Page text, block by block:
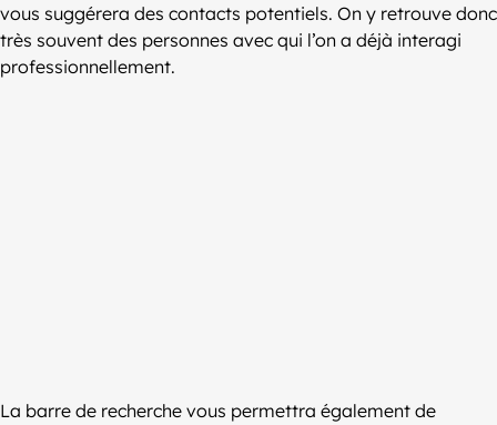
vous suggérera des contacts potentiels. On y retrouve donc
très souvent des personnes avec qui l’on a déjà interagi
professionnellement.
La barre de recherche vous permettra également de